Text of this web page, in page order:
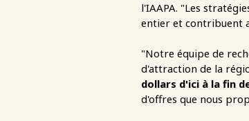
l'IAAPA. "Les
entier et contribuent
"Notre équipe de
d'attraction de la
dollars d'ici à la fin
d'offres que nous